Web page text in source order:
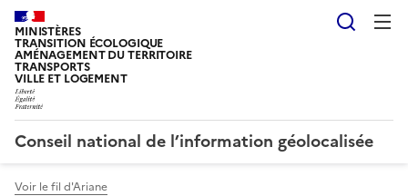
MINISTÈRES
TRANSITION ÉCOLOGIQUE
AMÉNAGEMENT DU TERRITOIRE
TRANSPORTS
VILLE ET LOGEMENT
Conseil national de l’information géolocalisée
Voir le fil d'Ariane